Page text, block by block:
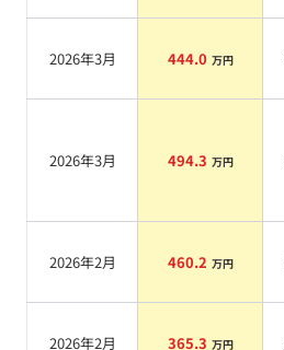
2026年3月 444.0 万円
2026年3月 494.3 万円
2026年2月 460.2 万円
2026年2月 365.3 万円